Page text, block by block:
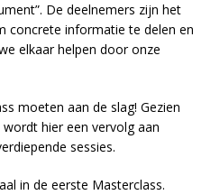
De deelnemers zijn het
concrete informatie te delen en
elkaar helpen door onze
moeten aan de slag! Gezien
hier een vervolg aan
sessies.
in de eerste Masterclass.